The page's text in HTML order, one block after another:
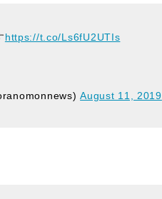
https://t.co/Ls6fU2UTIs
August 11, 2019